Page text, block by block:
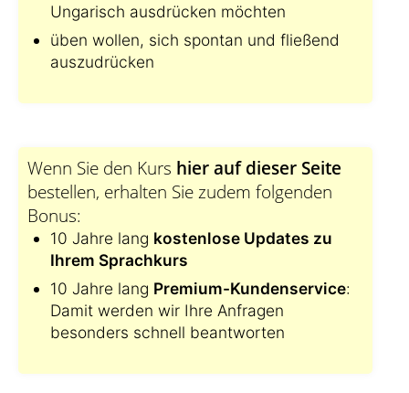
Ungarisch ausdrücken möchten
üben wollen, sich spontan und fließend
auszudrücken
Wenn Sie den Kurs hier auf dieser Seite
bestellen, erhalten Sie zudem folgenden
Bonus:
10 Jahre lang kostenlose Updates zu
Ihrem Sprachkurs
10 Jahre lang Premium-Kundenservice:
Damit werden wir Ihre Anfragen
besonders schnell beantworten